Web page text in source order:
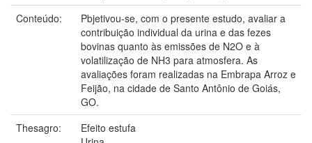
Conteúdo:
Pbjetivou-se, com o presente estudo, avaliar a
contribuição individual da urina e das fezes
bovinas quanto às emissões de N2O e à
volatilização de NH3 para atmosfera. As
avaliações foram realizadas na Embrapa Arroz e
Feijão, na cidade de Santo Antônio de Goiás,
GO.
Thesagro:
Efeito estufa